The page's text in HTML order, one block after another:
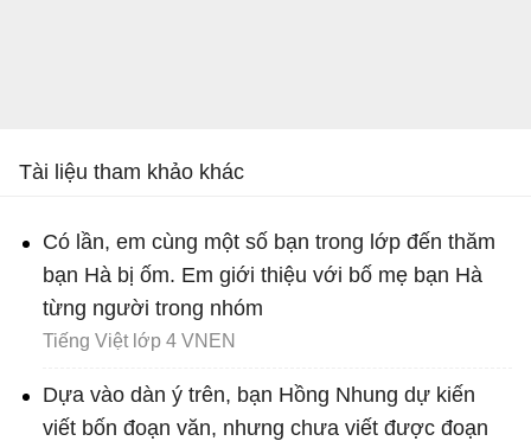
Tài liệu tham khảo khác
Có lần, em cùng một số bạn trong lớp đến thăm
bạn Hà bị ốm. Em giới thiệu với bố mẹ bạn Hà
từng người trong nhóm
Tiếng Việt lớp 4 VNEN
Dựa vào dàn ý trên, bạn Hồng Nhung dự kiến
viết bốn đoạn văn, nhưng chưa viết được đoạn